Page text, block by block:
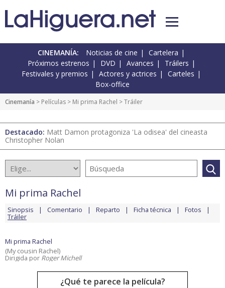
CINEMANÍA: Noticias de cine
Cartelera
Próximos estrenos
DVD Avances
Tráilers
Festivales y premios
Actores y actrices
Carteles
Box-office
Cinemanía > Películas > Mi prima Rachel > Tráiler
Destacado: Matt Damon protagoniza 'La odisea' del cineasta
Christopher Nolan
Mi prima Rachel
Sinopsis Comentario Reparto Ficha técnica Fotos
Tráiler
Mi prima Rachel
(My cousin Rachel)
Dirigida por Roger Michell
¿Qué te parece la película?